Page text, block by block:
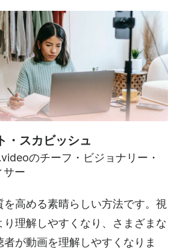
・スカビッシュ
のチーフ・ビジョナリー・
サー
を高める素晴らしい方法です。視
り理解しやすくなり、さまざまな
が動画を理解しやすくなりま